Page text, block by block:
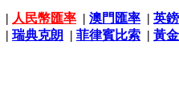
| 人民幣匯率 | 澳門匯率 | 英
| 瑞典克朗 | 菲律賓比索 | 黃